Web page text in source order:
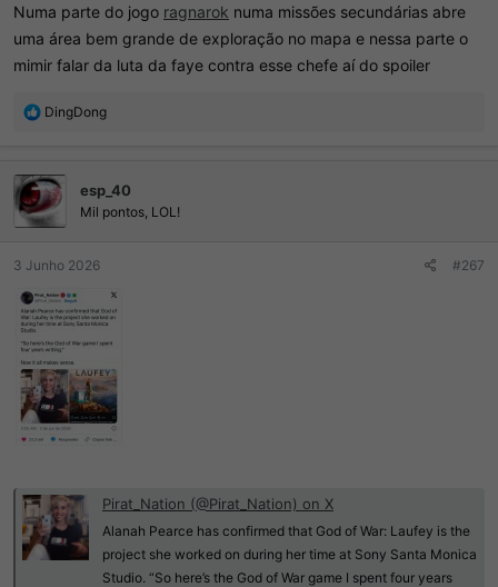
Numa parte do jogo ragnarok numa missões secundárias abre
uma área bem grande de exploração no mapa e nessa parte o
mimir falar da luta da faye contra esse chefe aí do spoiler
R
õ
e
s
DingDong
esp_40
Mil pontos, LOL!
3 Junho 2026 #267
Pirat_Nation (@Pirat_Nation) on X
Alanah Pearce has confirmed that God of War: Laufey is the
project she worked on during her time at Sony Santa Monica
Studio. “So here’s the God of War game I spent four years